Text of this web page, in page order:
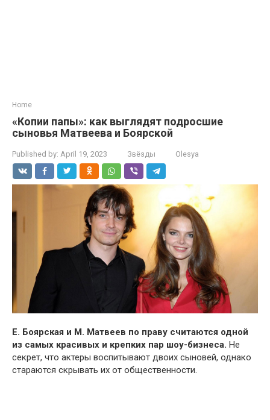
Home
«Копии папы»: как выглядят подросшие
сыновья Матвеева и Боярской
Published by: April 19, 2023 Звёзды Olesya
Е. Боярская и М. Матвеев по праву считаются одной
из самых красивых и крепких пар шоу-бизнеса. Не
секрет, что актеры воспитывают двоих сыновей, однако
стараются скрывать их от общественности.